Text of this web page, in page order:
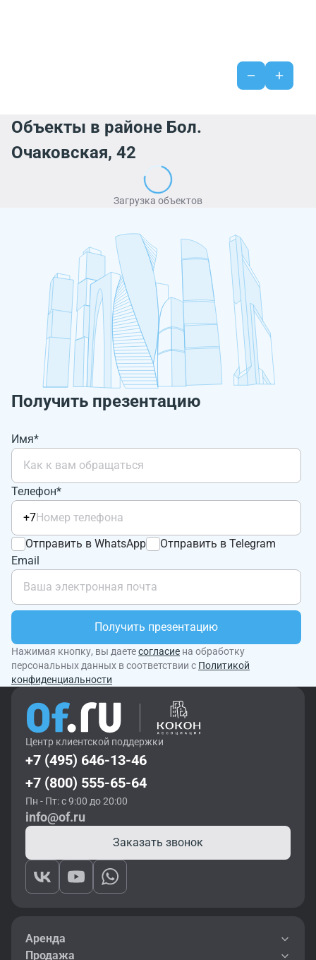
Объекты в районе Бол.
Очаковская, 42
Загрузка объектов
Получить презентацию
Имя*
Телефон*
+7
Отправить в WhatsApp
Отправить в Telegram
Email
Получить презентацию
Нажимая кнопку, вы даетесогласие на обработку
персональных данных в соответствии с Политикой
конфиденциальности
Центр клиентской поддержки
+7 (495) 646-13-46
+7 (800) 555-65-64
Пн - Пт: с 9:00 до 20:00
info@of.ru
Заказать звонок
Аренда
Продажа